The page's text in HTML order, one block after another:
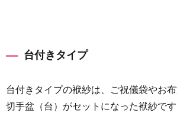
台付きタイプ
台付きタイプの袱紗は、ご祝儀袋やお
切手盆（台）がセットになった袱紗で